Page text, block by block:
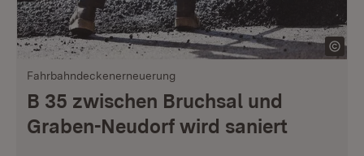
Fahrbahndeckenerneuerung
B 35 zwischen Bruchsal und
Graben-Neudorf wird saniert